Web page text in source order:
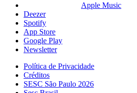
Apple Music
Deezer
Spotify
App Store
Google Play
Newsletter
Política de Privacidade
Créditos
SESC São Paulo 2026